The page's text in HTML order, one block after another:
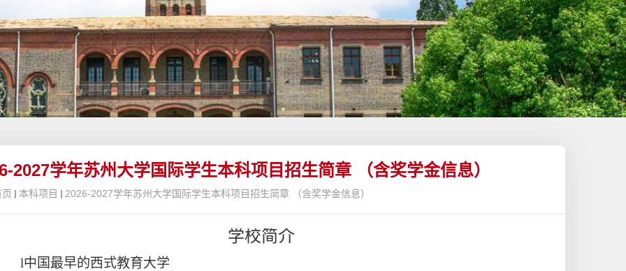
2027学年苏州大学国际学生本科项目招生简章 （含奖学金信息）
本科项目 2026-2027学年苏州大学国际学生本科项目招生简章 （含奖学金信息）
学校简介
l中国最早的西式教育大学